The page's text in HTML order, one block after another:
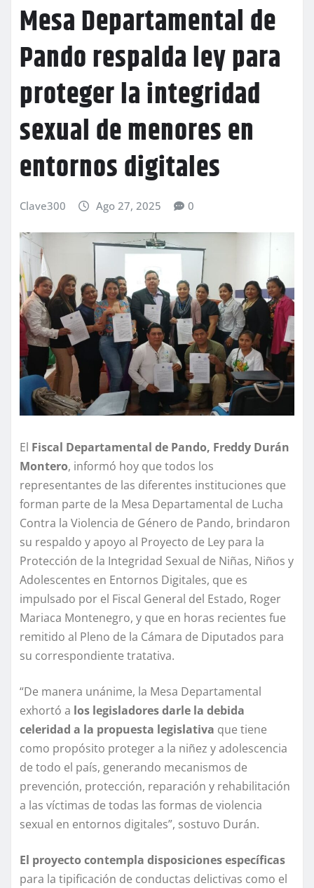
Mesa Departamental de
Pando respalda ley para
proteger la integridad
sexual de menores en
entornos digitales
Clave300 Ago 27, 2025 0
El Fiscal Departamental de Pando, Freddy Durán
Montero, informó hoy que todos los
representantes de las diferentes instituciones que
forman parte de la Mesa Departamental de Lucha
Contra la Violencia de Género de Pando, brindaron
su respaldo y apoyo al Proyecto de Ley para la
Protección de la Integridad Sexual de Niñas, Niños y
Adolescentes en Entornos Digitales, que es
impulsado por el Fiscal General del Estado, Roger
Mariaca Montenegro, y que en horas recientes fue
remitido al Pleno de la Cámara de Diputados para
su correspondiente tratativa.
“De manera unánime, la Mesa Departamental
exhortó a los legisladores darle la debida
celeridad a la propuesta legislativa que tiene
como propósito proteger a la niñez y adolescencia
de todo el país, generando mecanismos de
prevención, protección, reparación y rehabilitación
a las víctimas de todas las formas de violencia
sexual en entornos digitales”, sostuvo Durán.
El proyecto contempla disposiciones específicas
para la tipificación de conductas delictivas como el